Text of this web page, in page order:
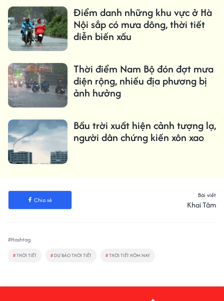
Điểm danh những khu vực ở Hà
Nội sắp có mưa dông, thời tiết
diễn biến xấu
Thời điểm Nam Bộ đón đợt mưa
diện rộng, nhiều địa phương bị
ảnh hưởng
Bầu trời xuất hiện cảnh tượng lạ,
người dân chứng kiến xôn xao
Chia sẻ
Bài viết
Khai Tâm
#Hashtag
#THỜI TIẾT # DỰ BÁO THỜI TIẾT #THỜI TIẾT HÔM NAY